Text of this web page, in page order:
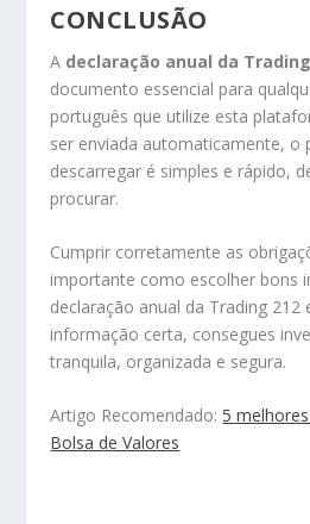
CONCLUSÃO
A declaração anual da
documento essencial para
português que utilize esta
ser enviada automaticamente, o
descarregar é simples e rápido,
procurar.
Cumprir corretamente as
importante como escolher bons
declaração anual da Trading 212
informação certa, consegues
tranquila, organizada e segura.
Artigo Recomendado: 5
Bolsa de Valores